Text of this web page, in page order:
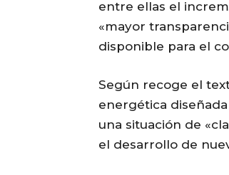
entre ellas el
«mayor
disponible para el
Según recoge el
energética
una situación de
el desarrollo de